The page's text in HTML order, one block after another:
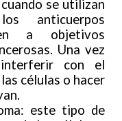
se utilizan
anticuerpos
a objetivos
Una vez
con el
células o hacer
este tipo de